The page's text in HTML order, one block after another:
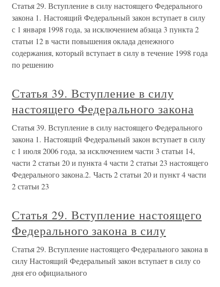
Статья 29. Вступление в силу настоящего Федерального
закона 1. Настоящий Федеральный закон вступает в силу
с 1 января 1998 года, за исключением абзаца 3 пункта 2
статьи 12 в части повышения оклада денежного
содержания, который вступает в силу в течение 1998 года
по решению
Статья 39. Вступление в силу
настоящего Федерального закона
Статья 39. Вступление в силу настоящего Федерального
закона 1. Настоящий Федеральный закон вступает в силу
с 1 июля 2006 года, за исключением части 3 статьи 14,
части 2 статьи 20 и пункта 4 части 2 статьи 23 настоящего
Федерального закона.2. Часть 2 статьи 20 и пункт 4 части
2 статьи 23
Статья 29. Вступление настоящего
Федерального закона в силу
Статья 29. Вступление настоящего Федерального закона в
силу Настоящий Федеральный закон вступает в силу со
дня его официального